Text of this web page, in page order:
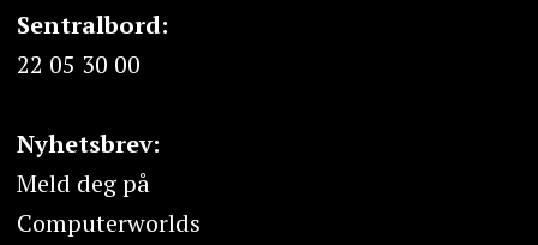
Sentralbord:
22 05 30 00
Nyhetsbrev:
Meld deg på
Computerworlds